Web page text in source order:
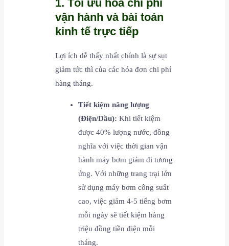
1. Tối ưu hóa chi phí
vận hành và bài toán
kinh tế trực tiếp
Lợi ích dễ thấy nhất chính là sự sụt
giảm tức thì của các hóa đơn chi phí
hàng tháng.
Tiết kiệm năng lượng
(Điện/Dầu): Khi tiết kiệm
được 40% lượng nước, đồng
nghĩa với việc thời gian vận
hành máy bơm giảm đi tương
ứng. Với những trang trại lớn
sử dụng máy bơm công suất
cao, việc giảm 4-5 tiếng bơm
mỗi ngày sẽ tiết kiệm hàng
triệu đồng tiền điện mỗi
tháng.